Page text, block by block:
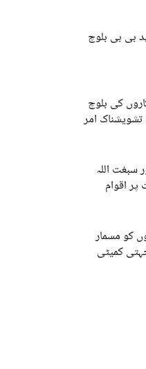
بی بی بلوچ
کی بلوچ
امر
سبغت اللہ
اقوام
کو مسمار
کمیٹی